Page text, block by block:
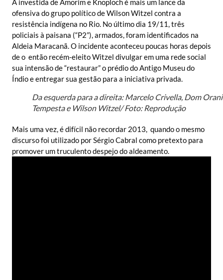
A investida de Amorim e Knoploch é mais um lance da
ofensiva do grupo político de Wilson Witzel contra a
resistência indígena no Rio. No último dia 19/11, três
policiais à paisana (“P2”), armados, foram identificados na
Aldeia Maracanã. O incidente aconteceu poucas horas depois
de o então recém-eleito Witzel divulgar em uma rede social
sua intensão de “restaurar” o prédio do Antigo Museu do
Índio e entregar sua gestão para a iniciativa privada.
Da esquerda para a direita: Marcelo Crivella, Dom Orani
Tempesta e Wilson Witzel/ Foto: Reprodução
Mais uma vez, é difícil não recordar 2013, quando o mesmo
discurso foi utilizado por Sérgio Cabral como pretexto para
promover um truculento despejo do aldeamento.